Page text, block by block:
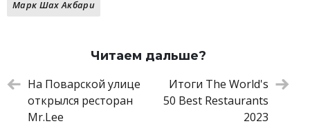
Кацу-сандо, цыпленок
Лапша удон, цыпленок кацу
Черное Шу
300 ₽
Марк Шах Акбари
Читаем дальше?
На Поварской улице
открылся ресторан
Mr.Lee
Итоги The World's
50 Best Restaurants
2023